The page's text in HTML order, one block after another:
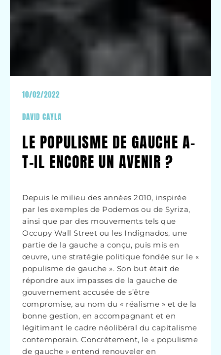
10/02/2022
DAVID CAYLA
LE POPULISME DE GAUCHE A-
T-IL ENCORE UN AVENIR ?
Depuis le milieu des années 2010, inspirée
par les exemples de Podemos ou de Syriza,
ainsi que par des mouvements tels que
Occupy Wall Street ou les Indignados, une
partie de la gauche a conçu, puis mis en
œuvre, une stratégie politique fondée sur le «
populisme de gauche ». Son but était de
répondre aux impasses de la gauche de
gouvernement accusée de s’être
compromise, au nom du « réalisme » et de la
bonne gestion, en accompagnant et en
légitimant le cadre néolibéral du capitalisme
contemporain. Concrètement, le « populisme
de gauche » entend renouveler en